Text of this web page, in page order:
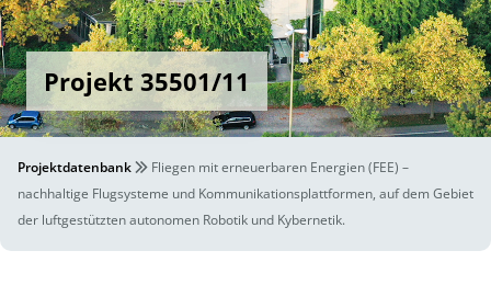
Projekt 35501/11
Projektdatenbank
Fliegen mit erneuerbaren Energien (FEE) –
nachhaltige Flugsysteme und Kommunikationsplattformen, auf dem Gebiet
der luftgestützten autonomen Robotik und Kybernetik.